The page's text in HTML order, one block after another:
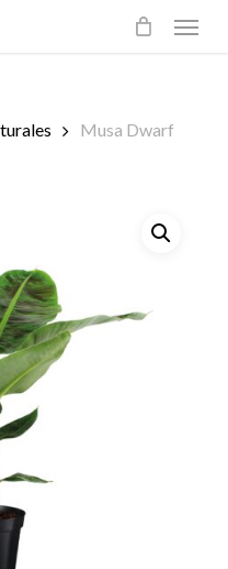
Menu
Musa Dwarf